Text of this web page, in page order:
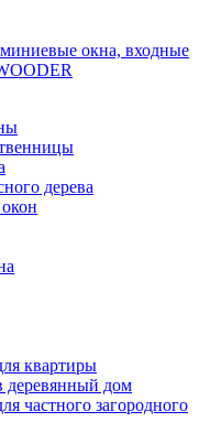
дерева
квартиры
деревянный дом
частного загородного